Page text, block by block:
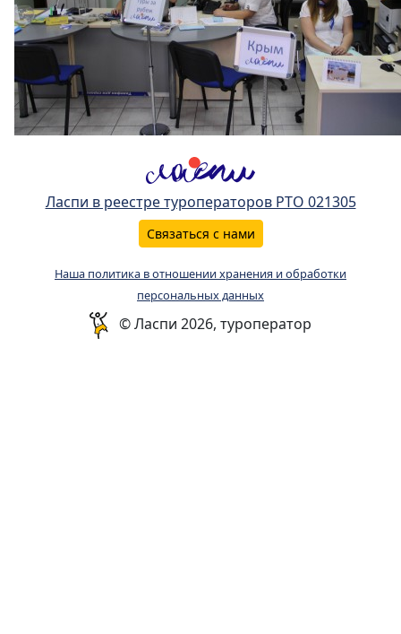
Ласпи в реестре туроператоров РТО 021305
Связаться с нами
Наша политика в отношении хранения и обработки
персональных данных
© Ласпи 2026, туроператор